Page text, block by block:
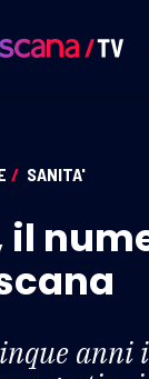
/ SANITA'
il
anni